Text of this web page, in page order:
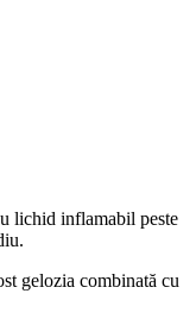
lichid inflamabil peste
gelozia combinată cu